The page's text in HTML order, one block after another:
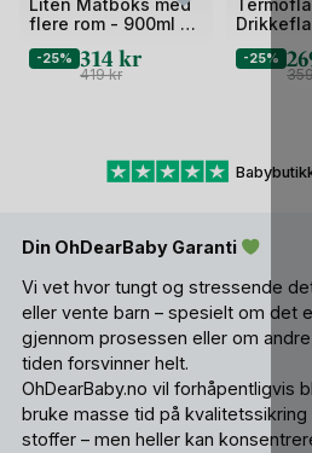
av
flere rom - 900ml -
-25% 314kr
419kr
av
2Kimmie
-25%
Din OhDearBaby Garanti
Vi vet hvor tungt og stressende
eller vente barn – spesielt om det
gjennom prosessen eller om
tiden forsvinner helt.
OhDearBaby.no vil forhåpentligvis
bruke masse tid på
stoffer – men heller kan